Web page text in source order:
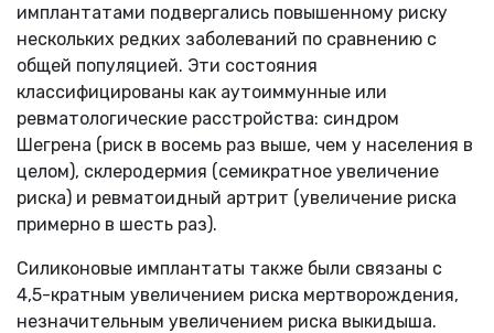
имплантатами подвергались повышенному риску
нескольких редких заболеваний по сравнению с
общей популяцией. Эти состояния
классифицированы как аутоиммунные или
ревматологические расстройства: синдром
Шегрена (риск в восемь раз выше, чем у населения в
целом), склеродермия (семикратное увеличение
риска) и ревматоидный артрит (увеличение риска
примерно в шесть раз).
Силиконовые имплантаты также были связаны с
4,5-кратным увеличением риска мертворождения,
незначительным увеличением риска выкидыша.